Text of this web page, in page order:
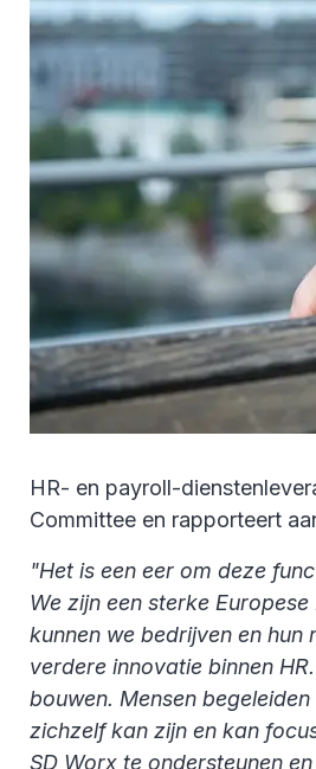
HR- en payroll-
Committee en rapporteert
"Het is een eer om deze
We zijn een sterke
kunnen we bedrijven en
verdere innovatie binnen
bouwen. Mensen
zichzelf kan zijn en kan
SD Worx te ondersteunen